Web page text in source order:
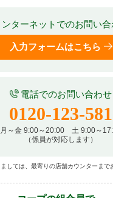
ンターネットでのお問い合
入力フォームはこちら
電話でのお問い合わせ
0120-123-581
月～金 9:00～20:00 土 9:00～
（係員が対応します）
しては、最寄りの店舗カウンターまで